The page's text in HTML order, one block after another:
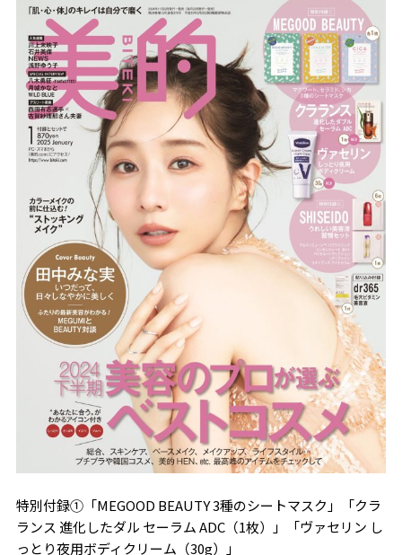
特別付録①「MEGOOD BEAUTY 3種のシートマスク」「クラ
ランス 進化したダル セーラム ADC（1枚）」「ヴァセリン し
っとり夜用ボディクリーム（30g）」